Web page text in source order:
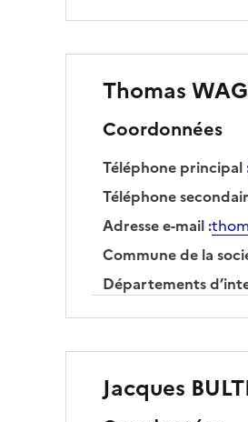
Thomas
Coordonnées
Téléphone principal
Téléphone
Adresse e-mail:
Commune de la
Départements
Jacques